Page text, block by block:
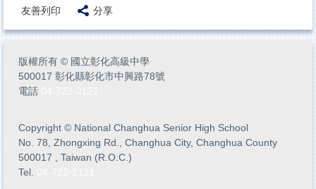
友善列印 分享
版權所有 © 國立彰化高級中學
500017 彰化縣彰化市中興路78號
電話
Copyright © National Changhua Senior High School
No. 78, Zhongxing Rd., Changhua City, Changhua County
500017 , Taiwan (R.O.C.)
Tel.